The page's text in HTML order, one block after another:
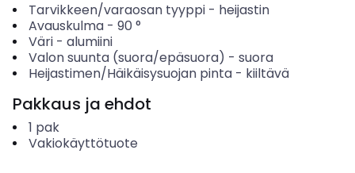
Tarvikkeen/varaosan tyyppi- heijastin
Avauskulma- 90 °
Väri- alumiini
Valon suunta (suora/epäsuora) - suora
Heijastimen/Häikäisysuojan pinta- kiiltävä
Pakkaus ja ehdot
1 pak
Vakiokäyttötuote